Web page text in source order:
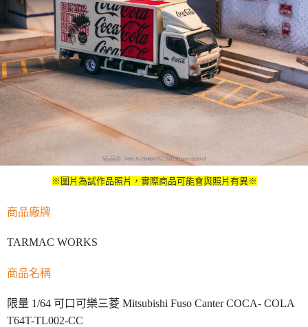
※圖片為試作品照片，實際商品可能會與照片有異※
商品廠牌
TARMAC WORKS
商品名稱
限量 1/64 可口可樂三菱 Mitsubishi Fuso Canter COCA- COLA
T64T-TL002-CC